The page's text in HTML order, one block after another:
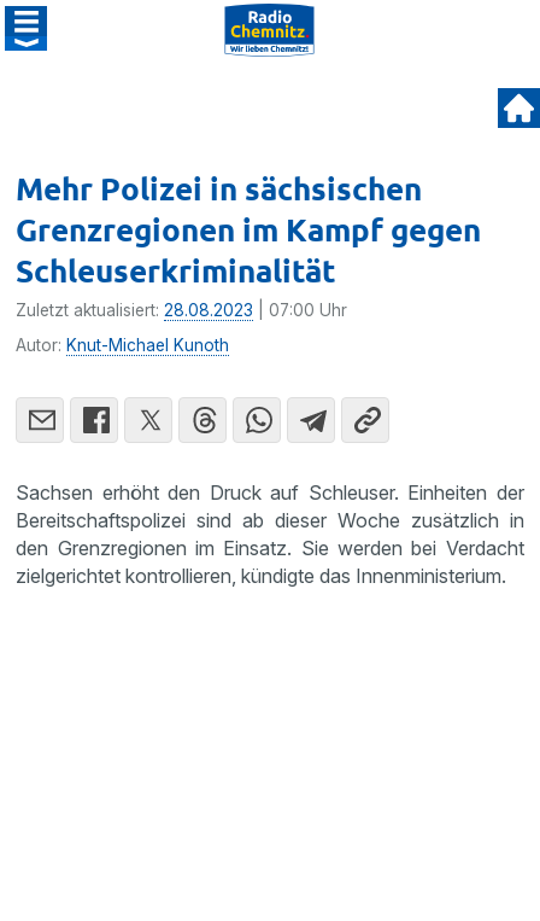
Mehr Polizei in sächsischen
Grenzregionen im Kampf gegen
Schleuserkriminalität
Zuletzt aktualisiert:28.08.2023 | 07:00 Uhr
Autor: Knut-Michael Kunoth
Sachsen erhöht den Druck auf Schleuser. Einheiten der
Bereitschaftspolizei sind ab dieser Woche zusätzlich in
den Grenzregionen im Einsatz. Sie werden bei Verdacht
zielgerichtet kontrollieren, kündigte das Innenministerium.